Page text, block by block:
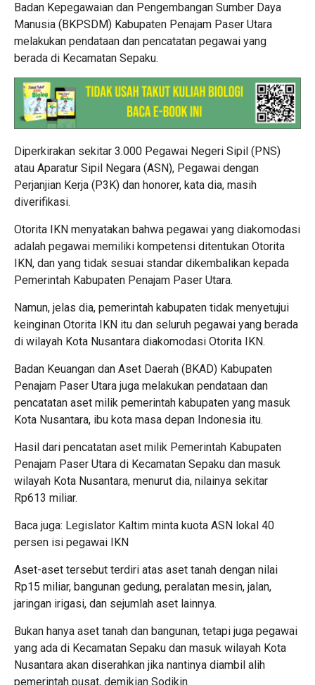
Badan Kepegawaian dan Pengembangan Sumber Daya
Manusia (BKPSDM) Kabupaten Penajam Paser Utara
melakukan pendataan dan pencatatan pegawai yang
berada di Kecamatan Sepaku.
Diperkirakan sekitar 3.000 Pegawai Negeri Sipil (PNS)
atau Aparatur Sipil Negara (ASN), Pegawai dengan
Perjanjian Kerja (P3K) dan honorer, kata dia, masih
diverifikasi.
Otorita IKN menyatakan bahwa pegawai yang diakomodasi
adalah pegawai memiliki kompetensi ditentukan Otorita
IKN, dan yang tidak sesuai standar dikembalikan kepada
Pemerintah Kabupaten Penajam Paser Utara.
Namun, jelas dia, pemerintah kabupaten tidak menyetujui
keinginan Otorita IKN itu dan seluruh pegawai yang berada
di wilayah Kota Nusantara diakomodasi Otorita IKN.
Badan Keuangan dan Aset Daerah (BKAD) Kabupaten
Penajam Paser Utara juga melakukan pendataan dan
pencatatan aset milik pemerintah kabupaten yang masuk
Kota Nusantara, ibu kota masa depan Indonesia itu.
Hasil dari pencatatan aset milik Pemerintah Kabupaten
Penajam Paser Utara di Kecamatan Sepaku dan masuk
wilayah Kota Nusantara, menurut dia, nilainya sekitar
Rp613 miliar.
Baca juga: Legislator Kaltim minta kuota ASN lokal 40
persen isi pegawai IKN
Aset-aset tersebut terdiri atas aset tanah dengan nilai
Rp15 miliar, bangunan gedung, peralatan mesin, jalan,
jaringan irigasi, dan sejumlah aset lainnya.
Bukan hanya aset tanah dan bangunan, tetapi juga pegawai
yang ada di Kecamatan Sepaku dan masuk wilayah Kota
Nusantara akan diserahkan jika nantinya diambil alih
pemerintah pusat, demikian Sodikin.